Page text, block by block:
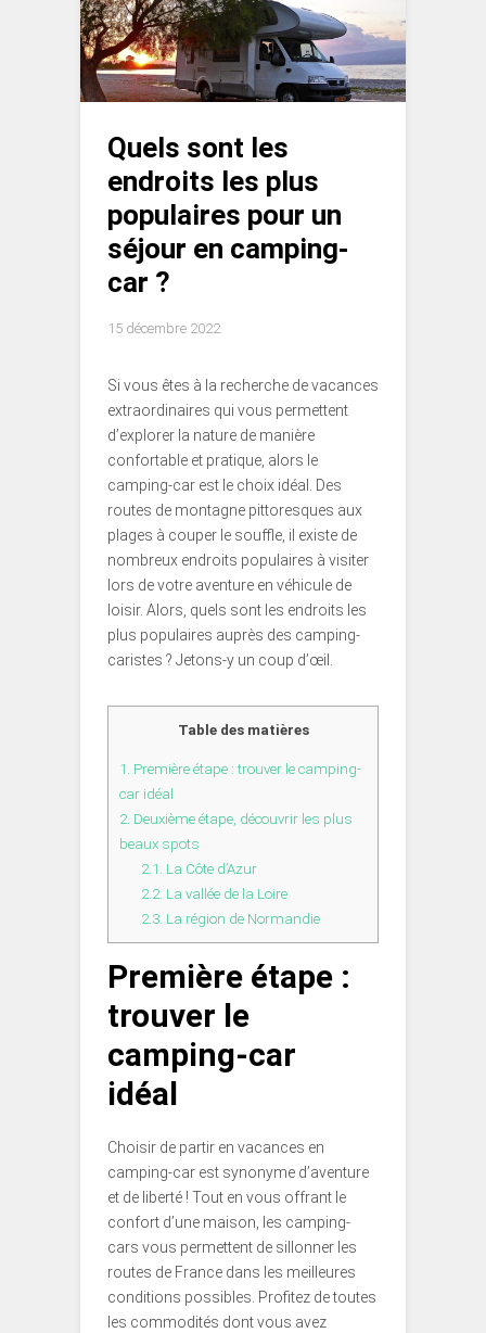
Quels sont les
endroits les plus
populaires pour un
séjour en camping-
car ?
15 décembre 2022
Si vous êtes à la recherche de vacances
extraordinaires qui vous permettent
d’explorer la nature de manière
confortable et pratique, alors le
camping-car est le choix idéal. Des
routes de montagne pittoresques aux
plages à couper le souffle, il existe de
nombreux endroits populaires à visiter
lors de votre aventure en véhicule de
loisir. Alors, quels sont les endroits les
plus populaires auprès des camping-
caristes ? Jetons-y un coup d’œil.
Table des matières
1. Première étape : trouver le camping-
car idéal
2. Deuxième étape, découvrir les plus
beaux spots
2.1. La Côte d’Azur
2.2. La vallée de la Loire
2.3. La région de Normandie
Première étape :
trouver le
camping-car
idéal
Choisir de partir en vacances en
camping-car est synonyme d’aventure
et de liberté ! Tout en vous offrant le
confort d’une maison, les camping-
cars vous permettent de sillonner les
routes de France dans les meilleures
conditions possibles. Profitez de toutes
les commodités dont vous avez